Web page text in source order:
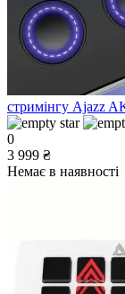
стримінгу Ajazz
0
3 999 ₴
Немає в наявності